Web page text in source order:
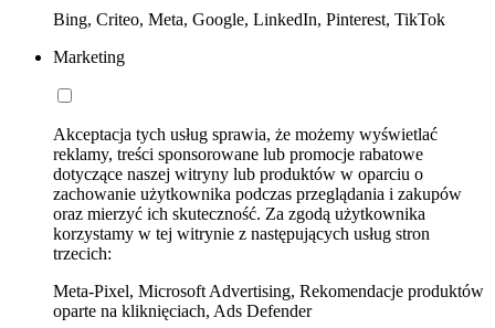
Bing, Criteo, Meta, Google, LinkedIn, Pinterest, TikTok
Marketing
Akceptacja tych usług sprawia, że możemy wyświetlać
reklamy, treści sponsorowane lub promocje rabatowe
dotyczące naszej witryny lub produktów w oparciu o
zachowanie użytkownika podczas przeglądania i zakupów
oraz mierzyć ich skuteczność. Za zgodą użytkownika
korzystamy w tej witrynie z następujących usług stron
trzecich:
Meta-Pixel, Microsoft Advertising, Rekomendacje produktów
oparte na kliknięciach, Ads Defender